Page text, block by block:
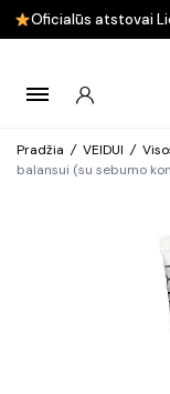
Oficialūs atstovai
Pradžia / VEIDUI /
balansui (su sebumo